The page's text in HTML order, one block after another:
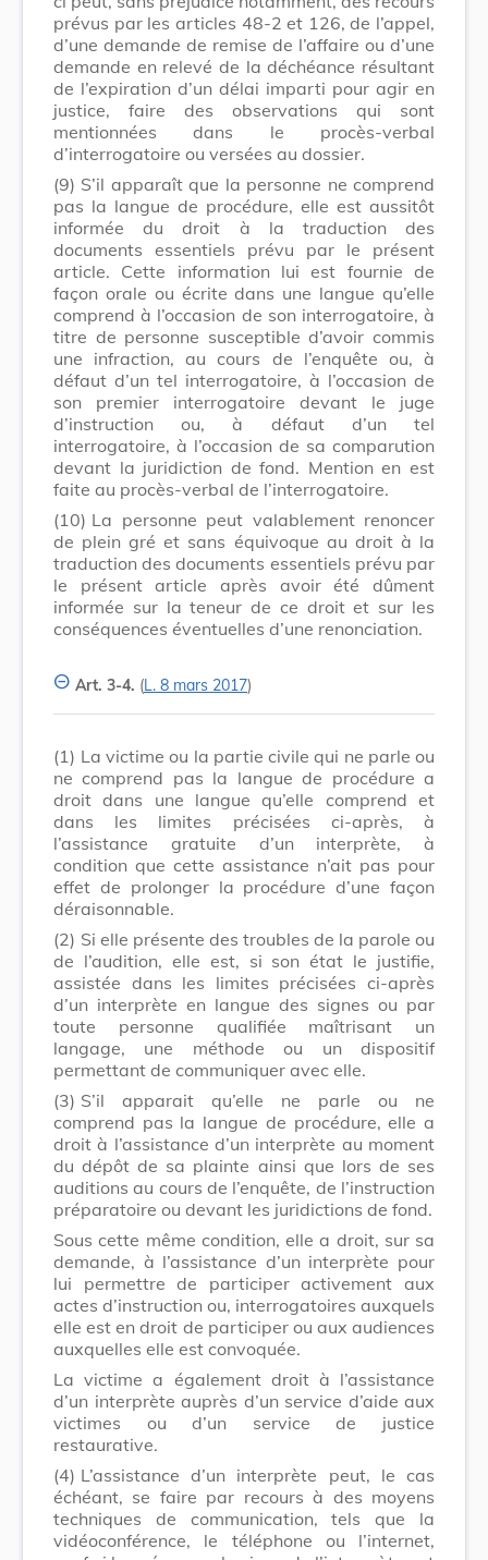
prévus par les articles 48-2 et 126, de l’appel,
d’une demande de remise de l’affaire ou d’une
demande en relevé de la déchéance résultant
de l’expiration d’un délai imparti pour agir en
justice, faire des observations qui sont
mentionnées dans le procès-verbal
d’interrogatoire ou versées au dossier.
(9) S’il apparaît que la personne ne comprend
pas la langue de procédure, elle est aussitôt
informée du droit à la traduction des
documents essentiels prévu par le présent
article. Cette information lui est fournie de
façon orale ou écrite dans une langue qu’elle
comprend à l’occasion de son interrogatoire, à
titre de personne susceptible d’avoir commis
une infraction, au cours de l’enquête ou, à
défaut d’un tel interrogatoire, à l’occasion de
son premier interrogatoire devant le juge
d’instruction ou, à défaut d’un tel
interrogatoire, à l’occasion de sa comparution
devant la juridiction de fond. Mention en est
faite au procès-verbal de l’interrogatoire.
(10) La personne peut valablement renoncer
de plein gré et sans équivoque au droit à la
traduction des documents essentiels prévu par
le présent article après avoir été dûment
informée sur la teneur de ce droit et sur les
conséquences éventuelles d’une renonciation.
Art. 3-4. (L. 8 mars 2017)
(1) La victime ou la partie civile qui ne parle ou
ne comprend pas la langue de procédure a
droit dans une langue qu’elle comprend et
dans les limites précisées ci-après, à
l’assistance gratuite d’un interprète, à
condition que cette assistance n’ait pas pour
effet de prolonger la procédure d’une façon
déraisonnable.
(2) Si elle présente des troubles de la parole ou
de l’audition, elle est, si son état le justifie,
assistée dans les limites précisées ci-après
d’un interprète en langue des signes ou par
toute personne qualifiée maîtrisant un
langage, une méthode ou un dispositif
permettant de communiquer avec elle.
(3) S’il apparait qu’elle ne parle ou ne
comprend pas la langue de procédure, elle a
droit à l’assistance d’un interprète au moment
du dépôt de sa plainte ainsi que lors de ses
auditions au cours de l’enquête, de l’instruction
préparatoire ou devant les juridictions de fond.
Sous cette même condition, elle a droit, sur sa
demande, à l’assistance d’un interprète pour
lui permettre de participer activement aux
actes d’instruction ou, interrogatoires auxquels
elle est en droit de participer ou aux audiences
auxquelles elle est convoquée.
La victime a également droit à l’assistance
d’un interprète auprès d’un service d’aide aux
victimes ou d’un service de justice
restaurative.
(4) L’assistance d’un interprète peut, le cas
échéant, se faire par recours à des moyens
techniques de communication, tels que la
vidéoconférence, le téléphone ou l’internet,